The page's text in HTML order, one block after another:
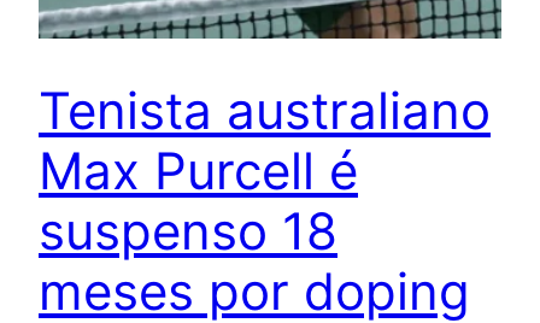
Tenista australiano
Max Purcell é
suspenso 18
meses por doping